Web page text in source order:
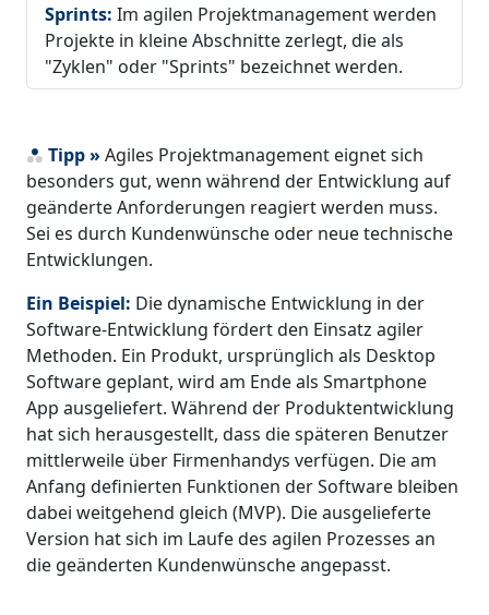
Sprints: Im agilen Projektmanagement werden
Projekte in kleine Abschnitte zerlegt, die als
"Zyklen" oder "Sprints" bezeichnet werden.
Tipp »Agiles Projektmanagement eignet sich
besonders gut, wenn während der Entwicklung auf
geänderte Anforderungen reagiert werden muss.
Sei es durch Kundenwünsche oder neue technische
Entwicklungen.
Ein Beispiel: Die dynamische Entwicklung in der
Software-Entwicklung fördert den Einsatz agiler
Methoden. Ein Produkt, ursprünglich als Desktop
Software geplant, wird am Ende als Smartphone
App ausgeliefert. Während der Produktentwicklung
hat sich herausgestellt, dass die späteren Benutzer
mittlerweile über Firmenhandys verfügen. Die am
Anfang definierten Funktionen der Software bleiben
dabei weitgehend gleich (MVP). Die ausgelieferte
Version hat sich im Laufe des agilen Prozesses an
die geänderten Kundenwünsche angepasst.